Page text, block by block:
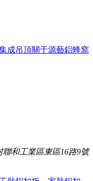
成吊頂關于源藝鋁蜂窩
和工業區東區16路9號